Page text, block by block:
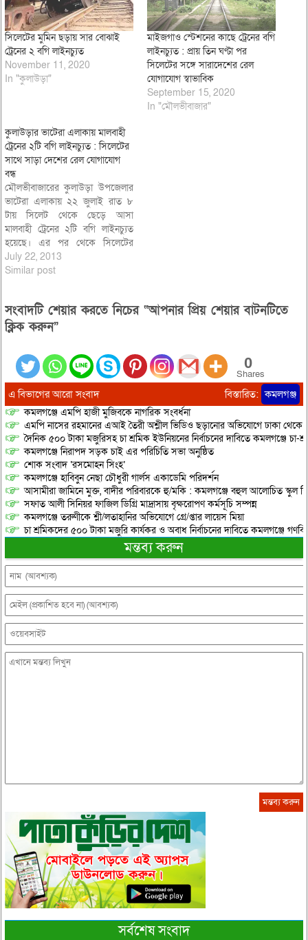
সিলেটের মুমিন ছড়ায় সার বোঝাই
ট্রেনের ২ বগি লাইনচ্যুত
November 11, 2020
In "কুলাউড়া"
মাইজগাও স্টেশনের কাছে ট্রেনের বগি
লাইনচ্যুত : প্রায় তিন ঘণ্টা পর
সিলেটের সঙ্গে সারাদেশের রেল
যোগাযোগ স্বাভাবিক
September 15, 2020
In "মৌলভীবাজার"
কুলাউড়ার ভাটেরা এলাকায় মালবাহী
ট্রেনের ২টি বগি লাইনচ্যুত : সিলেটের
সাথে সাড়া দেশের রেল যোগাযোগ
বন্ধ
মৌলভীবাজারের কুলাউড়া উপজেলার
ভাটেরা এলাকায় ২২ জুলাই রাত ৮
টায় সিলেট থেকে ছেড়ে আসা
মালবাহী ট্রেনের ২টি বগি লাইনচ্যুত
হয়েছে। এর পর থেকে সিলেটের
সাথে সাড়া দেশের রেল যোগাযোগ
বন্ধ রয়েছে। কুলাউড়া জংশনের
চট্রগাম যাবার পথে ভাটেরা নামক স্থানে
দুটি…
July 22, 2013
Similar post
সংবাদটি শেয়ার করতে নিচের “আপনার প্রিয় শেয়ার বাটনটিতে
ক্লিক করুন”
0
Shares
এ বিভাগের আরো সংবাদ বিস্তারিত: কমলগঞ্জ
কমলগঞ্জে এমপি হাজী মুজিবকে নাগরিক সংবর্ধনা
এমপি নাসের রহমানের এআই তৈরী অশ্লীল ভিডিও ছড়ানোর অভিযোগে ঢাকা থেকে
দৈনিক ৫০০ টাকা মজুরিসহ চা শ্রমিক ইউনিয়নের নির্বাচনের দাবিতে কমলগঞ্জে চা-
কমলগঞ্জে নিরাপদ সড়ক চাই এর পরিচিতি সভা অনুষ্ঠিত
শোক সংবাদ ‘রসমোহন সিংহ’
কমলগঞ্জে হাবিবুন নেছা চৌধুরী গার্লস একাডেমি পরিদর্শন
আসামীরা জামিনে মুক্ত, বাদীর পরিবারকে হু/মকি : কমলগঞ্জে বহুল আলোচিত স্কুল
সফাত আলী সিনিয়র ফাজিল ডিগ্রি মাদ্রাসায় বৃক্ষরোপণ কর্মসূচি সম্পন্ন
কমলগঞ্জে তরুণীকে শ্লী/লতাহানির অভিযোগে গ্রে/প্তার লায়েস মিয়া
চা শ্রমিকদের ৫০০ টাকা মজুরি কার্যকর ও অবাধ নির্বাচনের দাবিতে কমলগঞ্জে
মন্তব্য করুন
সর্বশেষ সংবাদ